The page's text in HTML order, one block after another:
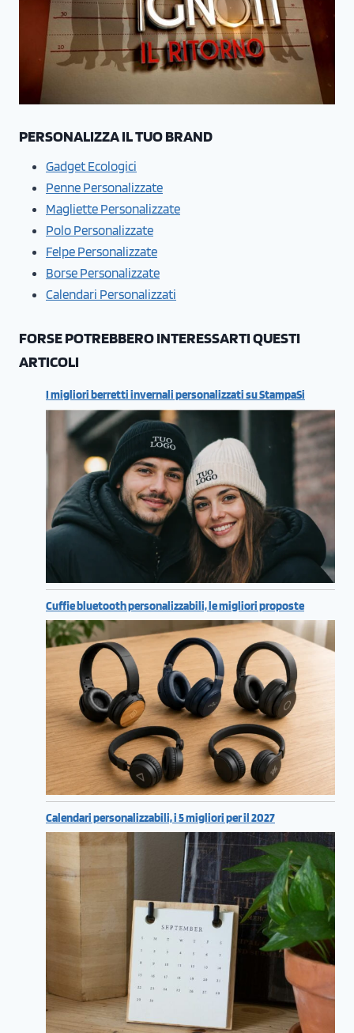
PERSONALIZZA IL TUO BRAND
Gadget Ecologici
Penne Personalizzate
Magliette Personalizzate
Polo Personalizzate
Felpe Personalizzate
Borse Personalizzate
Calendari Personalizzati
FORSE POTREBBERO INTERESSARTI QUESTI
ARTICOLI
I migliori berretti invernali personalizzati su StampaSi
Cuffie bluetooth personalizzabili, le migliori proposte
Calendari personalizzabili, i 5 migliori per il 2027